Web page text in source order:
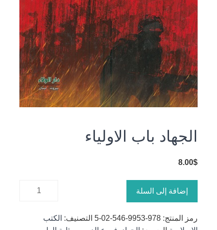
الجهاد باب الاولياء
8.00$
إضافة إلى السلة
رمز المنتج: 978-9953-546-02-5 التصنيف: الكتب